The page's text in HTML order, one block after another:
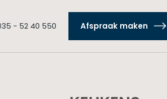
- 52 40 550 Afspraak maken